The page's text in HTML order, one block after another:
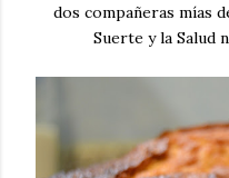
dos compañeras mías
Suerte y la Salud